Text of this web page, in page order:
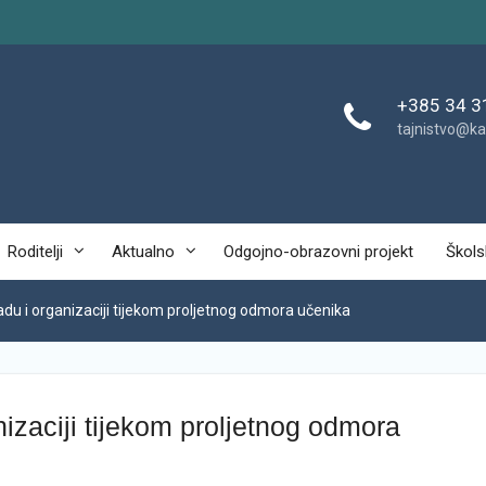
+385 34
Roditelji Aktualno Odgojno-obrazovni projekt
i organizaciji tijekom proljetnog odmora učenika
tijekom proljetnog odmora